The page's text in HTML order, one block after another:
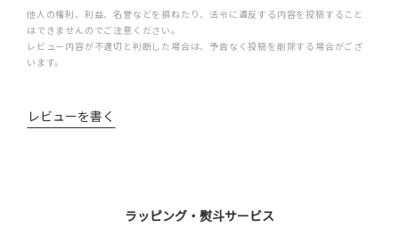
他人の権利、利益、名誉などを損ねたり、法令に違反する内容を投稿すること
はできませんのでご注意ください。
レビュー内容が不適切と判断した場合は、予告なく投稿を削除する場合がござ
います。
レビューを書く
ラッピング・熨斗サービス